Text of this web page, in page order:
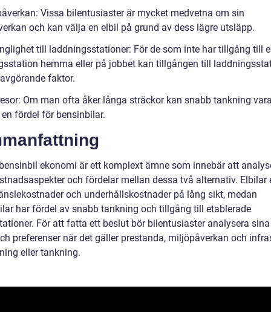
Vissa bilentusiaster är mycket medvetna om sin
och kan välja en elbil på grund av dess lägre utsläpp.
till laddningsstationer: För de som inte har tillgång till
hemma eller på jobbet kan tillgången till
faktor.
Om man ofta åker långa sträckor kan snabb tankning
fördel för bensinbilar.
ekonomi är ett komplext ämne som innebär att
och fördelar mellan dessa två alternativ. Elbilar
och underhållskostnader på lång sikt, medan
har fördel av snabb tankning och tillgång till etablerade
För att fatta ett beslut bör bilentusiaster analysera
preferenser när det gäller prestanda, miljöpåverkan och
eller tankning.